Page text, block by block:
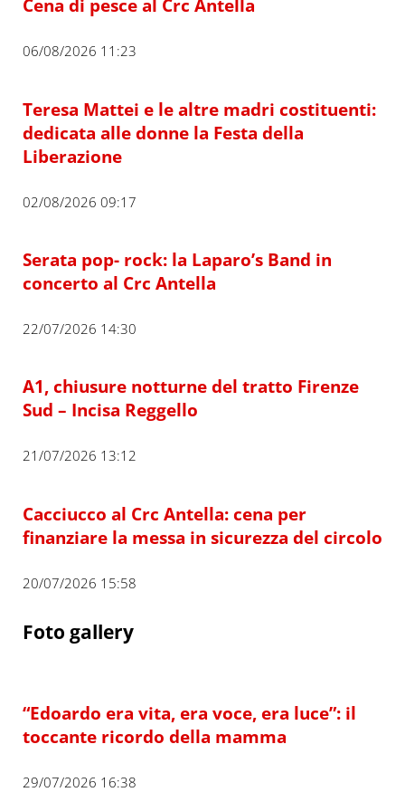
Cena di pesce al Crc Antella
06/08/2026 11:23
Teresa Mattei e le altre madri costituenti:
dedicata alle donne la Festa della
Liberazione
02/08/2026 09:17
Serata pop- rock: la Laparo’s Band in
concerto al Crc Antella
22/07/2026 14:30
A1, chiusure notturne del tratto Firenze
Sud – Incisa Reggello
21/07/2026 13:12
Cacciucco al Crc Antella: cena per
finanziare la messa in sicurezza del circolo
20/07/2026 15:58
Foto gallery
“Edoardo era vita, era voce, era luce”: il
toccante ricordo della mamma
29/07/2026 16:38